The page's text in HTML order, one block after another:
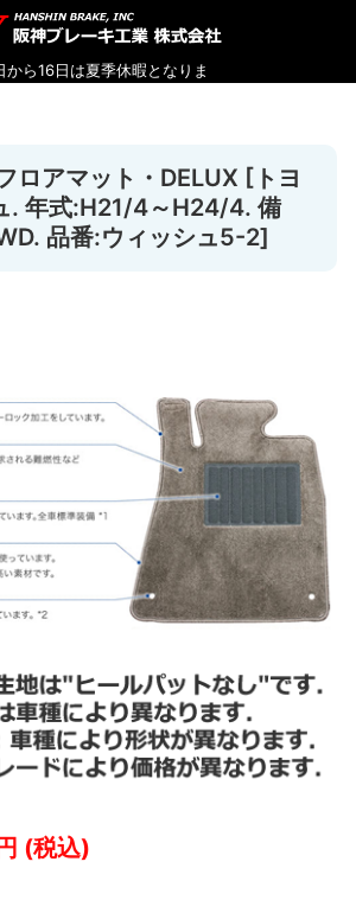
ロアマット・DELUX [トヨ
. 年式:H21/4～H24/4. 備
品番:ウィッシュ5-2]